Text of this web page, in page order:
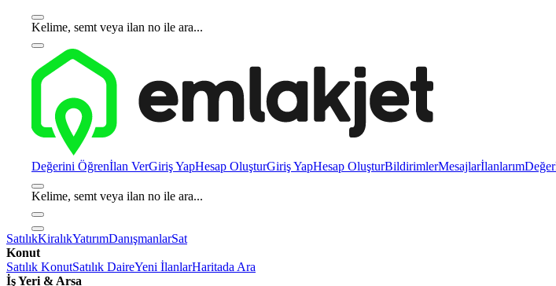
Kelime, semt veya ilan no ile ara...
Değerini Öğrenİlan VerGiriş YapHesap OluşturGiriş YapHesap OluşturBildirimlerMesajlarİlanlarım
Kelime, semt veya ilan no ile ara...
SatılıkKiralıkYatırımDanışmanlarSat
Konut
Satılık KonutSatılık DaireYeni İlanlarHaritada Ara
İş Yeri & Arsa